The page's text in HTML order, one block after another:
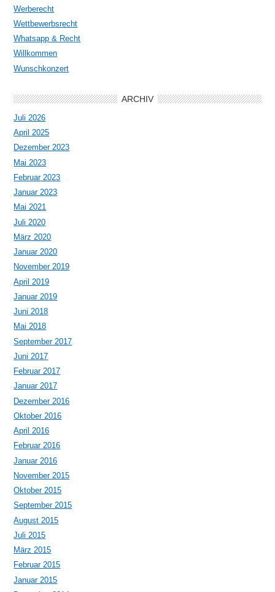
Werberecht
Wettbewerbsrecht
Whatsapp & Recht
Willkommen
Wunschkonzert
ARCHIV
Juli 2026
April 2025
Dezember 2023
Mai 2023
Februar 2023
Januar 2023
Mai 2021
Juli 2020
März 2020
Januar 2020
November 2019
April 2019
Januar 2019
Juni 2018
Mai 2018
September 2017
Juni 2017
Februar 2017
Januar 2017
Dezember 2016
Oktober 2016
April 2016
Februar 2016
Januar 2016
November 2015
Oktober 2015
September 2015
August 2015
Juli 2015
März 2015
Februar 2015
Januar 2015